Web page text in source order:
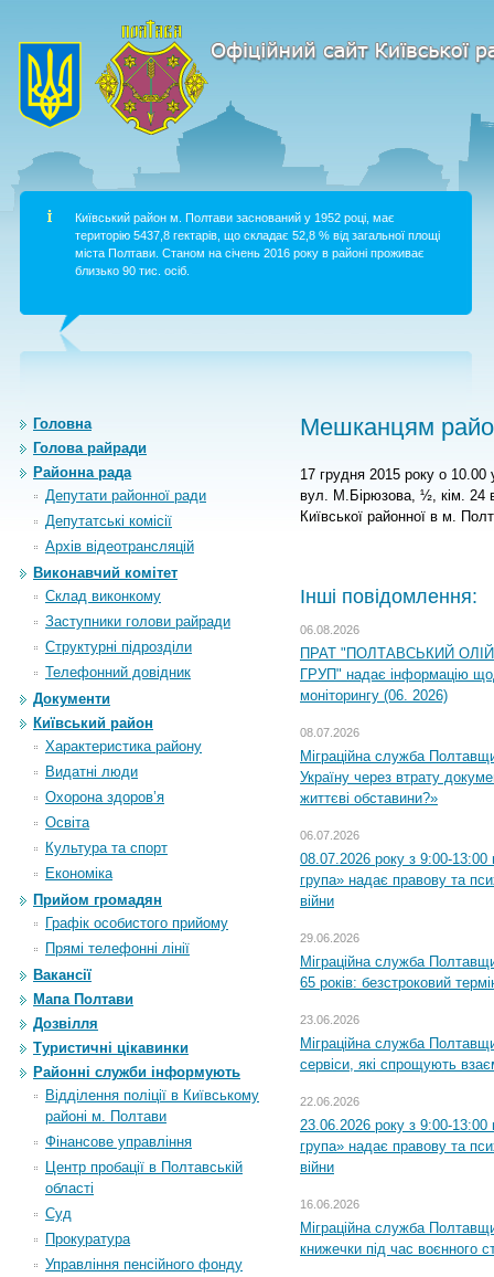
Київський район м. Полтави заснований у 1952 році, має
територію 5437,8 гектарів, що складає 52,8 % від загальної площі
міста Полтави. Станом на січень 2016 року в районі проживає
близько 90 тис. осіб.
Головна
Голова райради
Районна рада
Депутати районної ради
Депутатські комісії
Архiв вiдеотрансляцiй
Виконавчий комітет
Склад виконкому
Заступники голови райради
Структурні підрозділи
Телефонний довідник
Документи
Київський район
Характеристика району
Видатні люди
Охорона здоров’я
Освіта
Культура та спорт
Економіка
Прийом громадян
Графік особистого прийому
Прямі телефонні лінії
Вакансії
Мапа Полтави
Дозвілля
Туристичні цікавинки
Районні служби інформують
Відділення поліції в Київському
районі м. Полтави
Фінансове управління
Центр пробації в Полтавській
області
Суд
Прокуратура
Управління пенсійного фонду
Мешканцям
17 грудня 2015 року о 10.00
вул. М.Бірюзова, ½, кім. 24
Київської районної в м.
Інші повідомлення:
06.08.2026
ПРАТ "ПОЛТАВСЬКИЙ
ГРУП" надає інформацію
моніторингу (06. 2026)
08.07.2026
Міграційна служба
Україну через втрату
життєві обставини?»
06.07.2026
08.07.2026 року з 9:00-13:00
група» надає правову та
війни
29.06.2026
Міграційна служба
65 років: безстроковий
23.06.2026
Міграційна служба
сервіси, які спрощують
22.06.2026
23.06.2026 року з 9:00-13:00
група» надає правову та
війни
16.06.2026
Міграційна служба
книжечки під час воєнного